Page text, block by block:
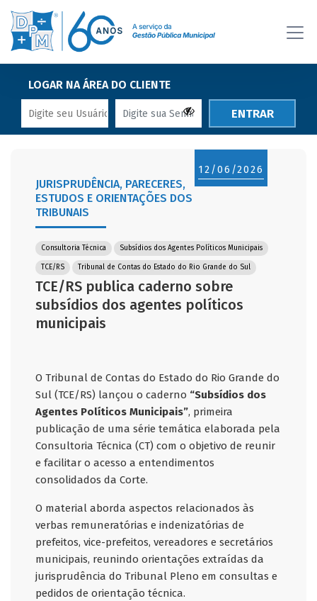
LOGAR NA ÁREA DO CLIENTE
ENTRAR
12/06/2026
JURISPRUDÊNCIA, PARECERES,
ESTUDOS E ORIENTAÇÕES DOS
TRIBUNAIS
Consultoria Técnica Subsídios dos Agentes Políticos Municipais
TCE/RS Tribunal de Contas do Estado do Rio Grande do Sul
TCE/RS publica caderno sobre
subsídios dos agentes políticos
municipais
O Tribunal de Contas do Estado do Rio Grande do
Sul (TCE/RS) lançou o caderno “Subsídios dos
Agentes Políticos Municipais”, primeira
publicação de uma série temática elaborada pela
Consultoria Técnica (CT) com o objetivo de reunir
e facilitar o acesso a entendimentos
consolidados da Corte.
O material aborda aspectos relacionados às
verbas remuneratórias e indenizatórias de
prefeitos, vice-prefeitos, vereadores e secretários
municipais, reunindo orientações extraídas da
jurisprudência do Tribunal Pleno em consultas e
pedidos de orientação técnica.